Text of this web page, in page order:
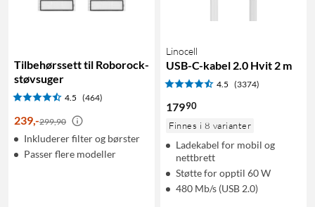
Tilbehørssett til Roborock-
støvsuger
4.5 (464)
239,-299,90
Inkluderer filter og børster
Passer flere modeller
Linocell
USB-C-kabel 2.0 Hvit 2 m
4.5 (3374)
17990
Finnes i 8 varianter
Ladekabel for mobil og
nettbrett
Støtte for opptil 60 W
480 Mb/s (USB 2.0)